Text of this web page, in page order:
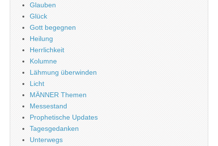
Glauben
Glück
Gott begegnen
Heilung
Herrlichkeit
Kolumne
Lähmung überwinden
Licht
MÄNNER Themen
Messestand
Prophetische Updates
Tagesgedanken
Unterwegs